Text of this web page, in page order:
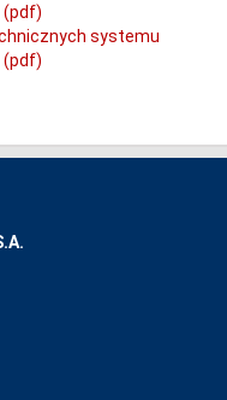
(pdf)
systemu
(pdf)